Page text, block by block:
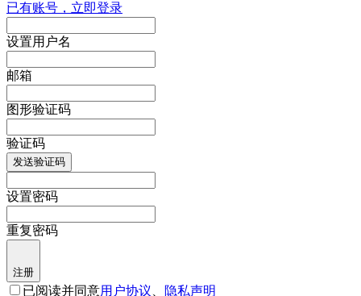
已有账号，立即登录
设置用户名
邮箱
图形验证码
验证码
发送验证码
设置密码
重复密码
注册
已阅读并同意用户协议 隐私声明